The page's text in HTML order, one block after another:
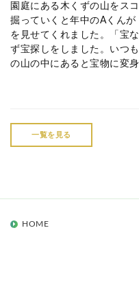
園庭にある木くずの山をス
掘っていくと年中のAくん
を見せてくれました。「宝
ず宝探しをしました。いつ
の山の中にあると宝物に変
一覧を見る
HOME